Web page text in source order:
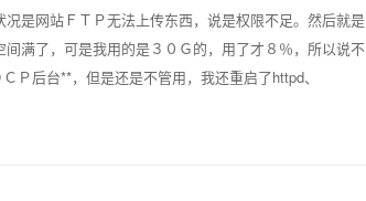
是网站ＦＴＰ无法上传东西，说是权限不足。然后就是
满了，可是我用的是３０Ｇ的，用了才８％，所以说不
Ｐ后台**，但是还是不管用，我还重启了httpd、